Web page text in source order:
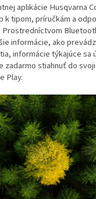
aplikácie Husqvarna
k tipom, príručkám a
Prostredníctvom
informácie, ako
informácie týkajúce sa
zadarmo stiahnuť do
Play.